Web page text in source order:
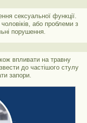
сексуальної функції.
або проблеми з
порушення.
впливати на травну
до частішого стулу
запори.